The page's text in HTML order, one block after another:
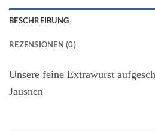
BESCHREIBUNG
REZENSIONEN (0)
Unsere feine Extrawurst
Jausnen